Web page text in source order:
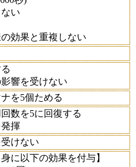
い
効果と重複しない
響を受けない
を5個ためる
数を5に回復する
揮
けない
に以下の効果を付与】